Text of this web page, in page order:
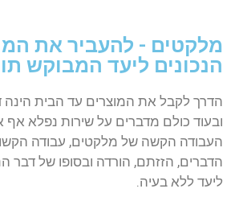
מלקטים - להעביר את
הנכונים ליעד המבוקש
הדרך לקבל את המוצרים עד הבית הינה
ובעוד כולם מדברים על שירות נפלא
העבודה הקשה של מלקטים, עבודה
הדברים, הזזתם, הורדה ובסופו של דבר
ליעד ללא בעיה.